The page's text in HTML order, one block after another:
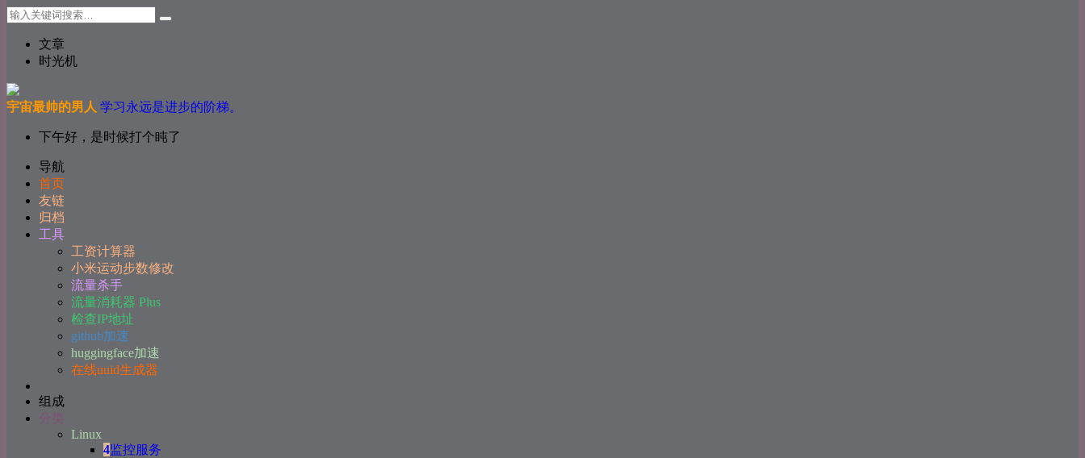
文章
时光机
宇宙最帅的男人 学习永远是进步的阶梯。
下午好，是时候打个盹了
导航
首页
友链
归档
工具
工资计算器
小米运动步数修改
流量杀手
流量消耗器 Plus
检查IP地址
github加速
huggingface加速
在线uuid生成器
组成
分类
Linux
4监控服务